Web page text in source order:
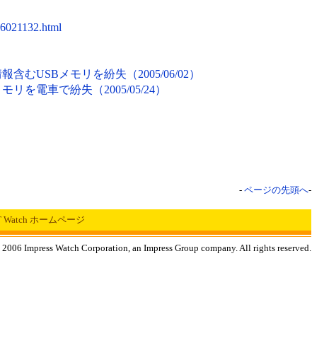
含むUSBメモリを紛失（2005/06/02）
リを電車で紛失（2005/05/24）
- ページの先頭へ-
Watch ホームページ
Impress Watch Corporation, an Impress Group company. All rights reserved.